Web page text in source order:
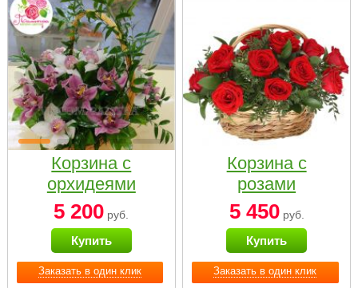
Заказать в один клик
Корзина с
орхидеями
малая
5 200 руб.
Купить
Заказать в один клик
Корзина с
розами
«Красный
Париж»
5 450руб.
Купить